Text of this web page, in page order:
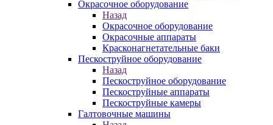
Окрасочное оборудование
Назад
Окрасочное оборудование
Окрасочные аппараты
Красконагнетательные баки
Пескоструйное оборудование
Назад
Пескоструйное оборудование
Пескоструйные аппараты
Пескоструйные камеры
Галтовочные машины